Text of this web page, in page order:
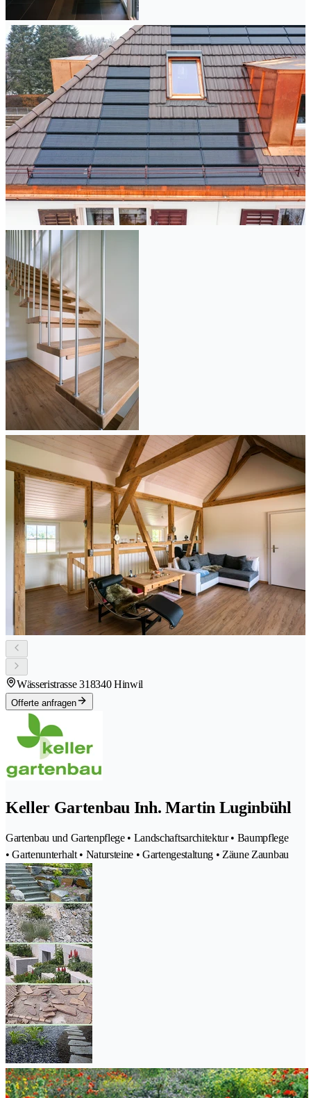
Wässeristrasse 318340 Hinwil
Offerte anfragen
Keller Gartenbau Inh. Martin Luginbühl
Gartenbau und Gartenpflege • Landschaftsarchitektur • Baumpflege
• Gartenunterhalt • Natursteine • Gartengestaltung • Zäune Zaunbau